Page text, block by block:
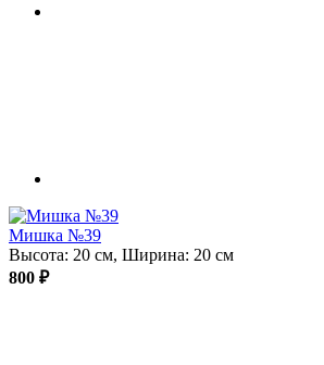
Мишка №39
Высота: 20 см, Ширина: 20 см
800 ₽